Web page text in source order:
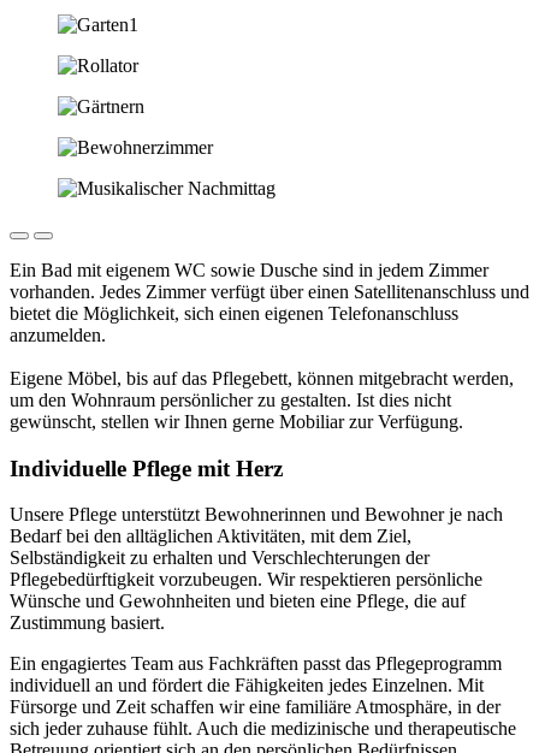
Ein Bad mit eigenem WC sowie Dusche sind in jedem Zimmer
vorhanden. Jedes Zimmer verfügt über einen Satellitenanschluss und
bietet die Möglichkeit, sich einen eigenen Telefonanschluss
anzumelden.
Eigene Möbel, bis auf das Pflegebett, können mitgebracht werden,
um den Wohnraum persönlicher zu gestalten. Ist dies nicht
gewünscht, stellen wir Ihnen gerne Mobiliar zur Verfügung.
Individuelle Pflege mit Herz
Unsere Pflege unterstützt Bewohnerinnen und Bewohner je nach
Bedarf bei den alltäglichen Aktivitäten, mit dem Ziel,
Selbständigkeit zu erhalten und Verschlechterungen der
Pflegebedürftigkeit vorzubeugen. Wir respektieren persönliche
Wünsche und Gewohnheiten und bieten eine Pflege, die auf
Zustimmung basiert.
Ein engagiertes Team aus Fachkräften passt das Pflegeprogramm
individuell an und fördert die Fähigkeiten jedes Einzelnen. Mit
Fürsorge und Zeit schaffen wir eine familiäre Atmosphäre, in der
sich jeder zuhause fühlt. Auch die medizinische und therapeutische